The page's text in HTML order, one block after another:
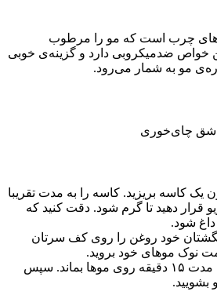
چرب است که مو را مرطوب
خواص ضدمیکروبی دارد و گزینه‌ی خوبی
مو به شمار می‌رود.
چای‌خوری
کاسه بریزید. کاسه را به مدت تقریبا
قرار دهید تا گرم شود. دقت کنید که
داغ شود.
خود روغن را روی کف سرتان
نوک موهای خود بروید.
اجازه دهید روغن به مدت ۱۵ دقیقه روی موها بماند. سپس
بشویید.